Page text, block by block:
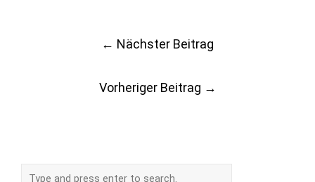
← Nächster Beitrag
Vorheriger Beitrag →